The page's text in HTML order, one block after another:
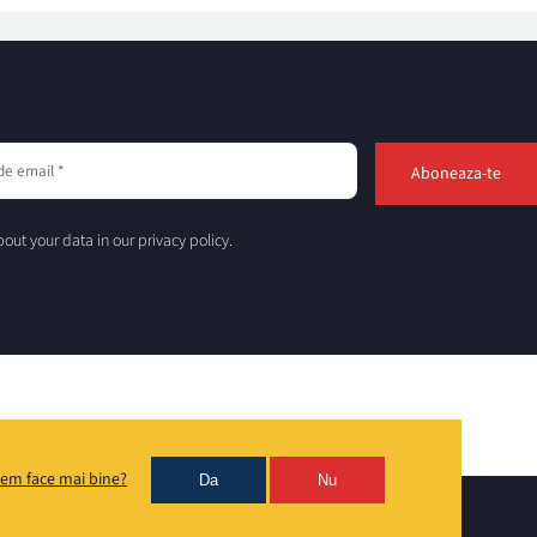
your data in our privacy policy.
face mai bine? Da Nu